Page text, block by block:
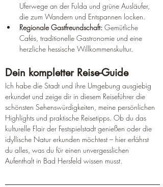
Uferwege an der Fulda und grüne Ausläufer,
die zum Wandern und Entspannen locken.
Regionale Gastfreundschaft: Gemütliche
Cafés, traditionelle Gastronomie und eine
herzliche hessische Willkommenskultur.
Dein kompletter Reise-Guide
Ich habe die Stadt und ihre Umgebung ausgiebig
erkundet und zeige dir in diesem Reiseführer die
schönsten Sehenswürdigkeiten, meine persönlichen
Highlights und praktische Reisetipps. Ob du das
kulturelle Flair der Festspielstadt genießen oder die
idyllische Natur erkunden möchtest – hier erfährst
du alles, was du für einen unvergesslichen
Aufenthalt in Bad Hersfeld wissen musst.